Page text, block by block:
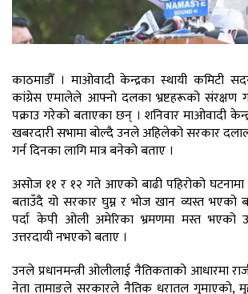
काठमाडौँ । माओवादी केन्द्रका स्थायी कमिटी
कांग्रेस एमालेले आफ्नो दलका भ्रष्टहरूको संरक्षण
पक्राउ गरेको बताएका छन् । शनिवार माओवादी
खबरदारी सभामा बोल्दै उनले अहिलेको सरकार
गर्न दिनका लागि मात्र बनेको बताए ।
असोज ११ र १२ गते आएको बाढी पहिरोको
बताउँदै यो सरकार घुम्न र भोज खान व्यस्त
पर्दा केपी ओली अमेरिका भ्रमणमा मस्त भएको
उत्तरदायी नभएको बताए ।
उनले प्रधानमन्त्री ओलीलाई नैतिकताको आधारमा
नेता तामाङले सरकारले नैतिक धरातल गुमाएको,